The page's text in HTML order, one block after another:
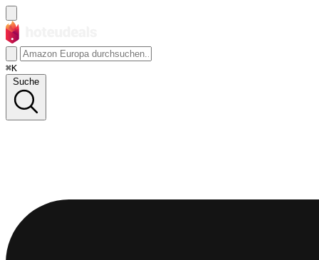
⌘K
Suche